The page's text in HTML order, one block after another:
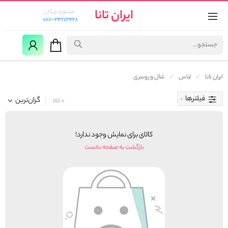
ایران تانا
مشاوره رایگان:
087-33173228
ایران تانا لباس شال و روسری
فیلترها گران‌ترین 0 کالا
کالای برای نمایش وجود ندارد!
بازگشت به صفحه نخست